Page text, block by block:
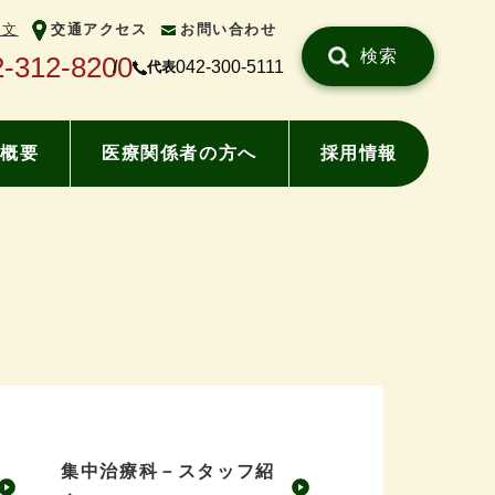
交通アクセス お問い合わせ
312-8200 代表042-300-5111
検索
要 医療関係者の方へ 採用情報
集中治療科－スタッフ紹